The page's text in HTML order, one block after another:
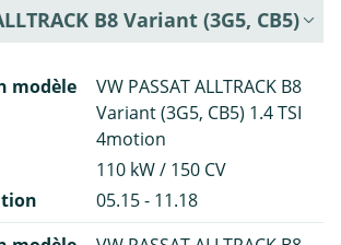
B8 Variant (3G5, CB5)
modèle
VW PASSAT ALLTRACK B8
Variant (3G5, CB5) 1.4 TSI
4motion
110 kW / 150 CV
05.15 - 11.18